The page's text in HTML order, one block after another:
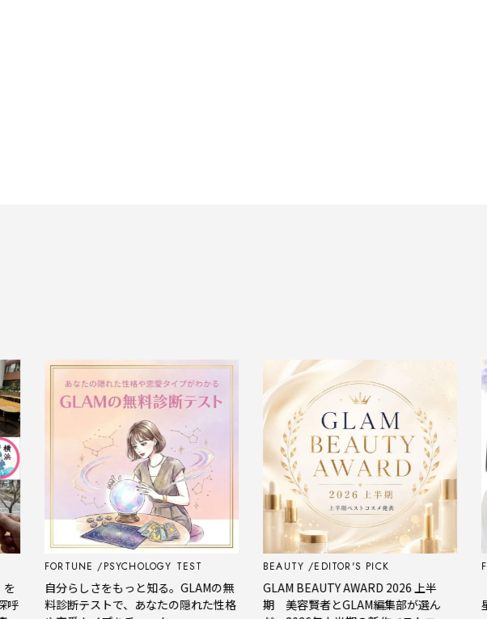
FORTUNE PSYCHOLOGY TEST
自分らしさをもっと知る。GLAMの無
料診断テストで、あなたの隠れた性格
BEAUTY EDITOR'S PICK
GLAM BEAUTY AWARD 2026 上半
期 美容賢者とGLAM編集部が選ん
星